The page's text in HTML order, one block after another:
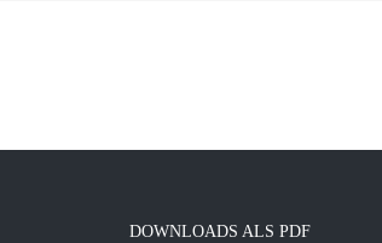
DOWNLOADS ALS PDF